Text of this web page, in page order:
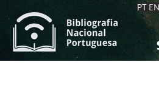
PT EN